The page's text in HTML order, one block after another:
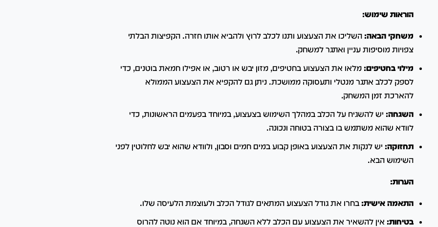
הוראות שימוש:
משחקי הבאה: השליכו את הצעצוע ותנו לכלב לרוץ ולהביא אותו חזרה. הקפיצות הבלתי
צפויות מוסיפות עניין ואתגר למשחק.
מילוי בחטיפים: מלאו את הצעצוע בחטיפים, מזון יבש או רטוב, או אפילו חמאת בוטנים, כדי
לספק לכלב אתגר מנטלי ותעסוקה ממושכת. ניתן גם להקפיא את הצעצוע הממולא
להארכת זמן המשחק.
השגחה: יש להשגיח על הכלב במהלך השימוש בצעצוע, במיוחד בפעמים הראשונות, כדי
לוודא שהוא משתמש בו בצורה בטוחה ונכונה.
תחזוקה: יש לנקות את הצעצוע באופן קבוע במים חמים וסבון, ולוודא שהוא יבש לחלוטין לפני
השימוש הבא.
הערות:
התאמה אישית: בחרו את גודל הצעצוע המתאים לגודל הכלב ולעוצמת הלעיסה שלו.
בטיחות: אין להשאיר את הצעצוע עם הכלב ללא השגחה, במיוחד אם הוא נוטה להרוס